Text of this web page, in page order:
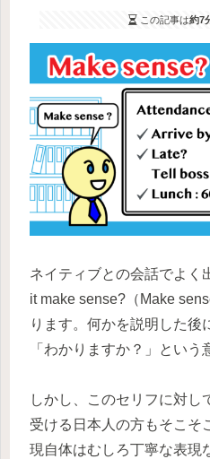
この記事は約7
ネイティブとの会話でよく
it make sense?（Make
ります。何かを説明した後
「わかりますか？」という
しかし、このセリフに対し
受ける日本人の方もそこそ
現自体はむしろ丁寧な表現